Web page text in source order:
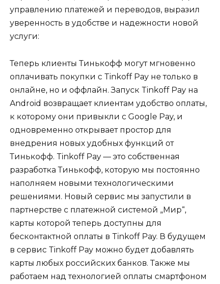
управлению платежей и переводов, выразил
уверенность в удобстве и надежности новой
услуги:
Теперь клиенты Тинькофф могут мгновенно
оплачивать покупки с Tinkoff Pay не только в
онлайне, но и оффлайн. Запуск Tinkoff Pay на
Android возвращает клиентам удобство оплаты,
к которому они привыкли с Google Pay, и
одновременно открывает простор для
внедрения новых удобных функций от
Тинькофф. Tinkoff Pay — это собственная
разработка Тинькофф, которую мы постоянно
наполняем новыми технологическими
решениями. Новый сервис мы запустили в
партнерстве с платежной системой „Мир“,
карты которой теперь доступны для
бесконтактной оплаты в Tinkoff Pay. В будущем
в сервис Tinkoff Pay можно будет добавлять
карты любых российских банков. Также мы
работаем над технологией оплаты смартфоном